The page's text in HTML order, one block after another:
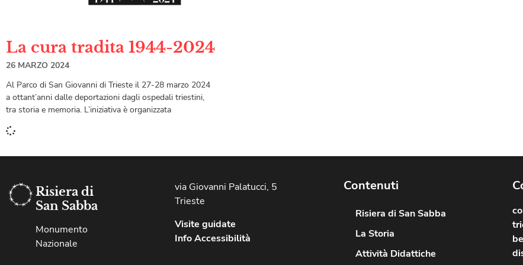
La cura tradita 1944-2024
26 MARZO 2024
Al Parco di San Giovanni di Trieste il 27-28 marzo 2024
a ottant’anni dalle deportazioni dagli ospedali triestini,
tra storia e memoria. L’iniziativa è organizzata
Risiera di
San Sabba
Monumento
Nazionale
via Giovanni Palatucci, 5
Trieste
Visite guidate
Info Accessibilità
Contenuti
Risiera di San Sabba
La Storia
Attività Didattiche